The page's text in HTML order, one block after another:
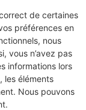
de certaines
préférences en
nous
vous n’avez pas
informations lors
les éléments
Nous pouvons